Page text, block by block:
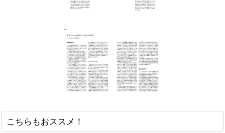
こちらもおススメ！